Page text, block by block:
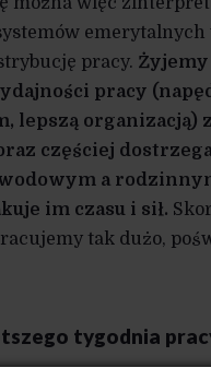
pracy.
pracy
lepszą organizacją)
częściej
a
im czasu i sił.
tak dużo,
tygodnia